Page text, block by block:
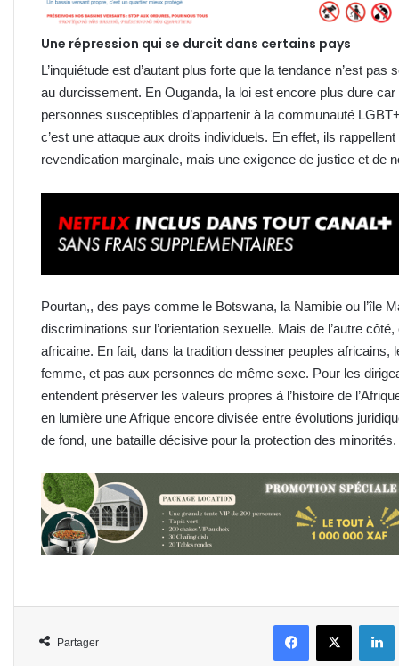
Une répression qui se durcit dans certains pays
L’inquiétude est d’autant plus forte que la tendance n’est
au durcissement. En Ouganda, la loi est encore plus dure
personnes susceptibles d’appartenir à la communauté
c’est une attaque aux droits individuels. En effet, ils
revendication marginale, mais une exigence de justice et de
Pourtan,, des pays comme le Botswana, la Namibie ou l’île
discriminations sur l’orientation sexuelle. Mais de l’autre
africaine. En fait, dans la tradition dessiner peuples
femme, et pas aux personnes de même sexe. Pour les
entendent préserver les valeurs propres à l’histoire de
en lumière une Afrique encore divisée entre évolutions
de fond, une bataille décisive pour la protection des minorités.
Partager
FacebookX